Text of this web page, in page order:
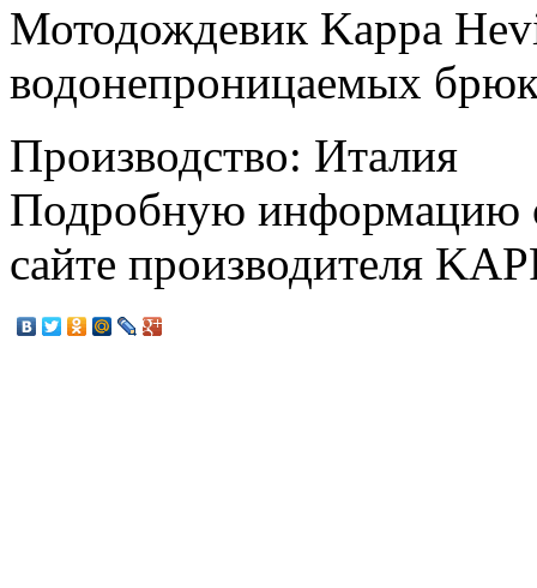
Мотодождевик Kappa
водонепроницаемых
Производство: Италия
Подробную информацию
сайте производителя